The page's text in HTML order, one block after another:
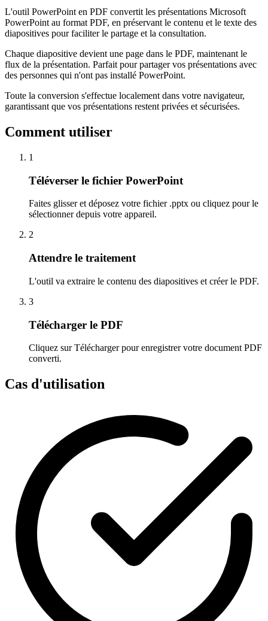
L'outil PowerPoint en PDF convertit les présentations Microsoft
PowerPoint au format PDF, en préservant le contenu et le texte des
diapositives pour faciliter le partage et la consultation.
Chaque diapositive devient une page dans le PDF, maintenant le
flux de la présentation. Parfait pour partager vos présentations avec
des personnes qui n'ont pas installé PowerPoint.
Toute la conversion s'effectue localement dans votre navigateur,
garantissant que vos présentations restent privées et sécurisées.
Comment utiliser
1
Téléverser le fichier PowerPoint
Faites glisser et déposez votre fichier .pptx ou cliquez pour le
sélectionner depuis votre appareil.
2
Attendre le traitement
L'outil va extraire le contenu des diapositives et créer le PDF.
3
Télécharger le PDF
Cliquez sur Télécharger pour enregistrer votre document PDF
converti.
Cas d'utilisation